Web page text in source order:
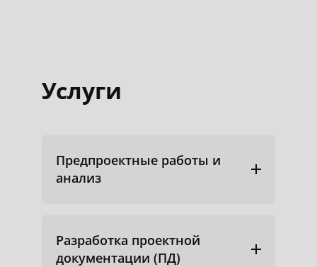
Услуги
Предпроектные работы и
анализ
Разработка проектной
документации (ПД)